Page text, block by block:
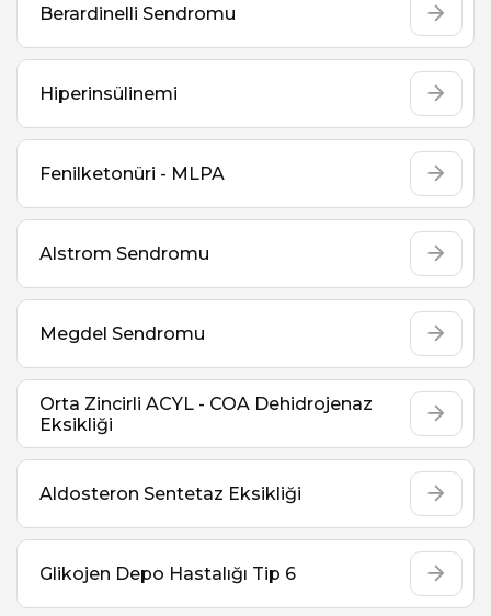
Berardinelli Sendromu
Hiperinsülinemi
Fenilketonüri - MLPA
Alstrom Sendromu
Megdel Sendromu
Orta Zincirli ACYL - COA Dehidrojenaz
Eksikliği
Aldosteron Sentetaz Eksikliği
Glikojen Depo Hastalığı Tip 6